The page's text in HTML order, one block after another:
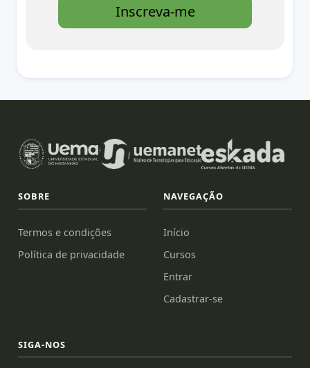
Inscreva-me
SOBRE
Termos e condições
Política de privacidade
NAVEGAÇÃO
Início
Cursos
Entrar
Cadastrar-se
SIGA-NOS